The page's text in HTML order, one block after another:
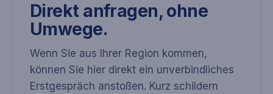
Direkt anfragen, ohne
Umwege.
Wenn Sie aus Ihrer Region kommen,
können Sie hier direkt ein unverbindliches
Erstgespräch anstoßen. Kurz schildern